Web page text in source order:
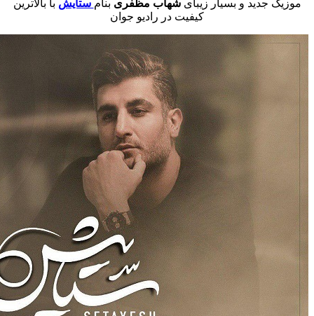
و بسیار زیبایشهاب مظفریبنامستایشبا بالاترین
کیفیت در رادیو جوان